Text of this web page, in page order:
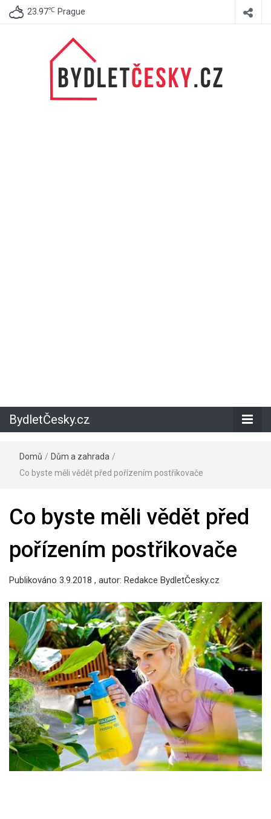
23.97℃ Prague
BydletČesky.cz
Domů / Dům a zahrada /
Co byste měli vědět před pořízením postřikovače
Co byste měli vědět před
pořízením postřikovače
Publikováno 3.9.2018 , autor: Redakce BydletČesky.cz